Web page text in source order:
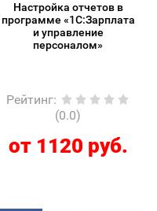
Настройка отчетов в
программе «1С:Зарплата
и управление
персоналом»
Рейтинг:
(0.0)
от 1120 руб.